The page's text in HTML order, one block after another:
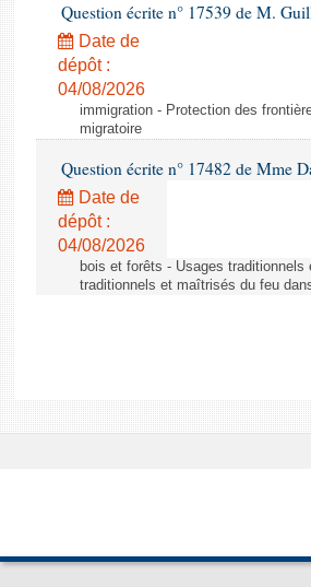
Question écrite n° 17539 de M.
Date de
dépôt :
04/08/2026
immigration - Protection des
migratoire
Question écrite n° 17482 de Mme
Date de
dépôt :
04/08/2026
bois et forêts - Usages
traditionnels et maîtrisés du feu